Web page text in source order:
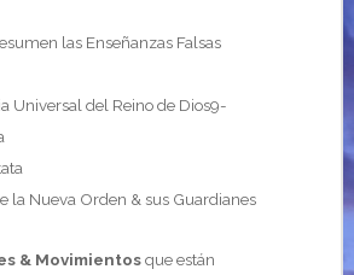
las Enseñanzas Falsas
Universal del Reino de Dios9-
la Nueva Orden & sus Guardianes
& Movimientosque están